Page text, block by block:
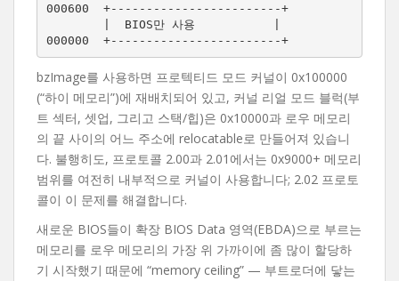
000600  +------------------------+
000000  +------------------------+
bzImage를 사용하면 프로텍티드 모드 커널이 0x100000
(“하이 메모리”)에 재배치되어 있고, 커널 리얼 모드 블럭(부
트 섹터, 셋업, 그리고 스택/힙)은 0x10000과 로우 메모리
의 끝 사이의 어느 주소에 relocatable로 만들어져 있습니
다. 불행히도, 프로토콜 2.00과 2.01에서는 0x9000+ 메모리
범위를 여전히 내부적으로 커널이 사용합니다; 2.02 프로토
콜이 이 문제를 해결합니다.
새로운 BIOS들이 확장 BIOS Data 영역(EBDA)으로 부르는
메모리를 로우 메모리의 가장 위 가까이에 좀 많이 할당하
기 시작했기 때문에 “memory ceiling” — 부트로더에 닿는